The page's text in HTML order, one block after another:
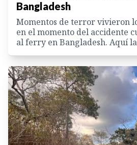
Bangladesh
Momentos de terror vivieron
en el momento del accidente
al ferry en Bangladesh. Aquí